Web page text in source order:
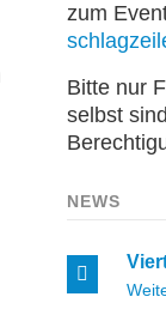
zum
Bitte nur
selbst
NEWS